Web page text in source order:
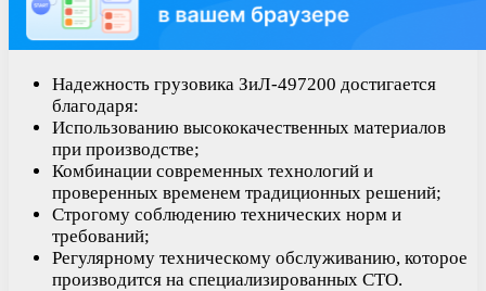
Надежность грузовика ЗиЛ-497200 достигается
благодаря:
Использованию высококачественных материалов
при производстве;
Комбинации современных технологий и
проверенных временем традиционных решений;
Строгому соблюдению технических норм и
требований;
Регулярному техническому обслуживанию, которое
производится на специализированных СТО.